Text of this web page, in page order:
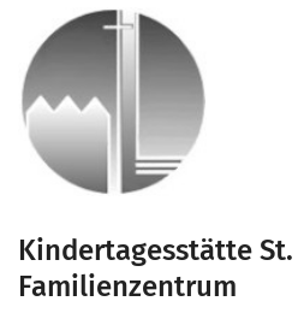
Zum Inhalt springen
Kindertagesstätte St.
Familienzentrum